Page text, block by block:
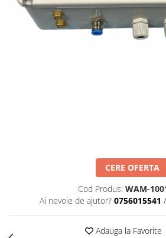
CERE OFERTA
Cod Produs: WAM-
Ai nevoie de ajutor? 0756015541 /
Adauga la Favorite